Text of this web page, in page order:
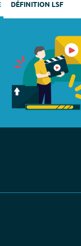
DÉFINITION LSF